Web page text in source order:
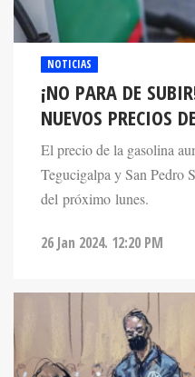
NOTICIAS
¡NO PARA DE
NUEVOS PRECIOS
El precio de la gasolina
Tegucigalpa y San Pedro
del próximo lunes.
26 Jan 2024. 12:20 PM